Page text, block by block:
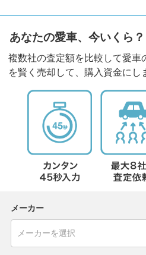
あなたの愛車、今いくら？
複数社の査定額を比較して愛車
を賢く売却して、購入資金にし
メーカー